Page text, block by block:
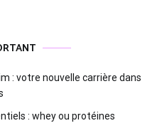
: votre nouvelle carrière dans
: whey ou protéines